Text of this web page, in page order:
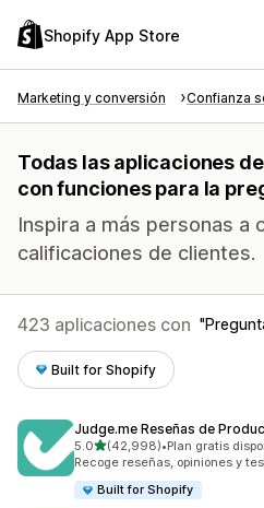
Shopify App Store
Marketing y conversión Confianza
Todas las aplicaciones
con funciones para la
Inspira a más personas a
calificaciones de clientes.
423 aplicaciones con
Built for Shopify
Judge.me Reseñas de
5.0de 5 estrellas
(42,998)
42998 reseñas en total
•Plan gratis
Recoge reseñas, opiniones y
Built for Shopify